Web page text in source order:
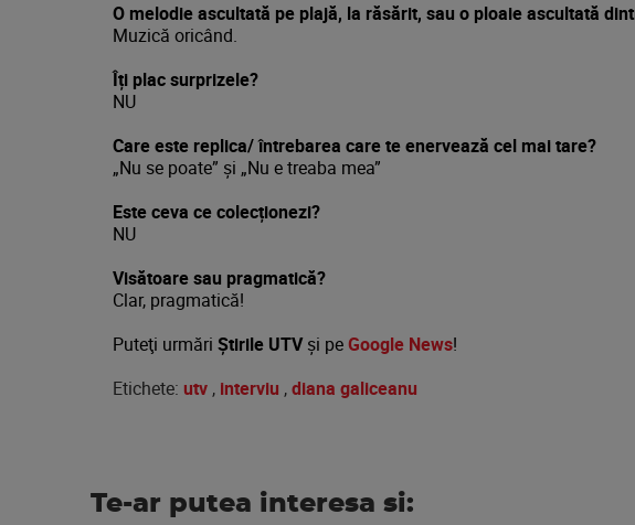
O melodie ascultată pe plajă, la răsărit, sau o ploaie ascultată
Muzică oricând.
Îți plac surprizele?
NU
Care este replica/ întrebarea care te enervează cel mai tare?
„Nu se poate” și „Nu e treaba mea”
Este ceva ce colecționezi?
NU
Visătoare sau pragmatică?
Clar, pragmatică!
Puteţi urmări Știrile UTVşi peGoogle News!
Etichete: utv , interviu ,diana galiceanu
Te-ar putea interesa si: